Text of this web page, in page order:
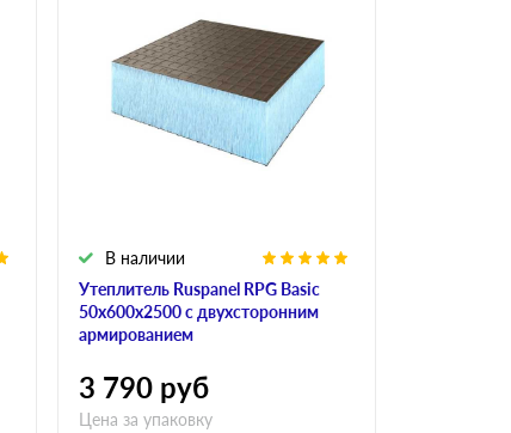
Утеплитель Ruspanel RPG Basic
50х600х2500 с двухсторонним
армированием
В наличии
3 790 руб
Цена за упаковку